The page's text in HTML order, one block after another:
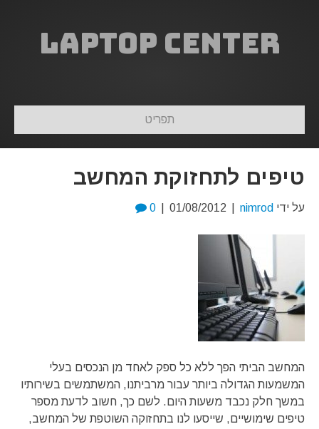
Laptop Center
תפריט
טיפים לתחזוקת המחשב
על ידי nimrod
01/08/2012
0
המחשב הביתי הפך ללא כל ספק לאחד מן הנכסים בעלי
המשמעות הגדולה ביותר עבור מרביתנו, המשתמשים בשירותיו
במשך חלק נכבד משעות היום. לשם כך, חשוב לדעת מספר
טיפים שימושיים, שייסעו לנו בתחזוקה השוטפת של המחשב,